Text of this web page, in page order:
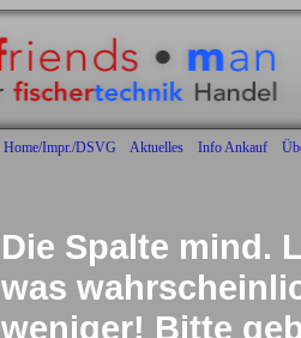
Home/Impr./DSVG Aktuelles Info Ankauf
Die Spalte mind.
was
weniger! Bitte